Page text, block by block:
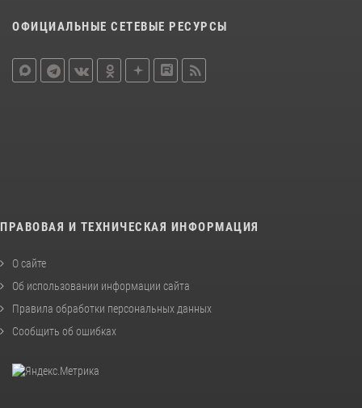
ОФИЦИАЛЬНЫЕ СЕТЕВЫЕ РЕСУРСЫ
ПРАВОВАЯ И ТЕХНИЧЕСКАЯ ИНФОРМАЦИЯ
О сайте
Об использовании информации сайта
Правила обработки персональных данных
Сообщить об ошибках